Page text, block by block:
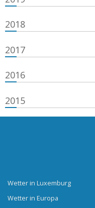
2018
2017
2016
2015
Wetter in Luxemburg
Wetter in Europa